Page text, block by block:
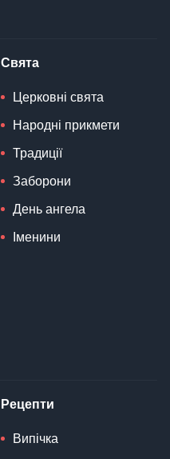
Свята
Церковні свята
Народні прикмети
Традиції
Заборони
День ангела
Іменини
Рецепти
Випічка